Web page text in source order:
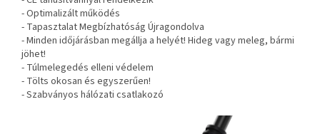
- Optimalizált működés
- Tapasztalat Megbízhatóság Újragondolva
- Minden időjárásban megállja a helyét! Hideg vagy meleg, bármi
jöhet!
- Túlmelegedés elleni védelem
- Tölts okosan és egyszerűen!
- Szabványos hálózati csatlakozó